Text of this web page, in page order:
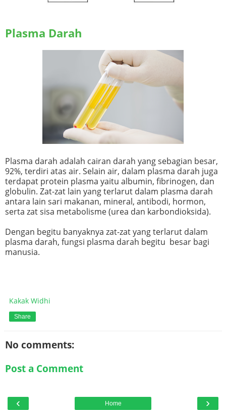
Plasma Darah
Plasma darah adalah cairan darah yang sebagian besar,
92%, terdiri atas air. Selain air, dalam plasma darah juga
terdapat protein plasma yaitu albumin, fibrinogen, dan
globulin. Zat-zat lain yang terlarut dalam plasma darah
antara lain sari makanan, mineral, antibodi, hormon,
serta zat sisa metabolisme (urea dan karbondioksida).
Dengan begitu banyaknya zat-zat yang terlarut dalam
plasma darah, fungsi plasma darah begitu besar bagi
manusia.
Kakak Widhi
Share
No comments:
Post a Comment
‹ ›
Home